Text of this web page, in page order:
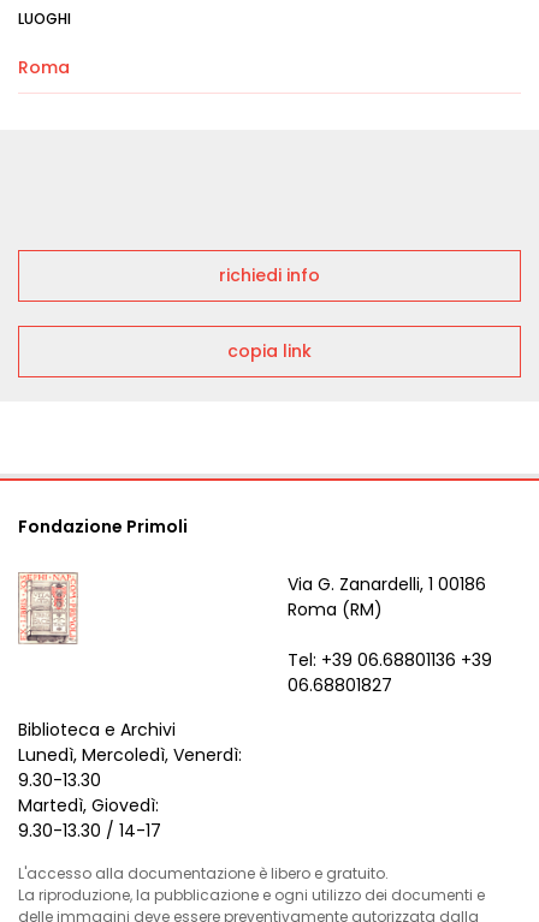
LUOGHI
Roma
richiedi info
copia link
Fondazione Primoli
Via G. Zanardelli, 1 00186
Roma (RM)
Tel: +39 06.68801136 +39
06.68801827
Biblioteca e Archivi
Lunedì, Mercoledì, Venerdì:
9.30-13.30
Martedì, Giovedì:
9.30-13.30 / 14-17
L'accesso alla documentazione è libero e gratuito.
La riproduzione, la pubblicazione e ogni utilizzo dei documenti e
delle immagini deve essere preventivamente autorizzata dalla